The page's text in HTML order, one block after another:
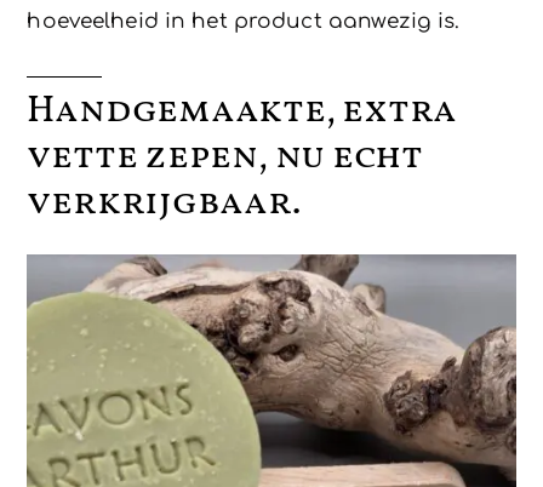
hoeveelheid in het product aanwezig is.
Handgemaakte, extra
vette zepen, nu echt
verkrijgbaar.